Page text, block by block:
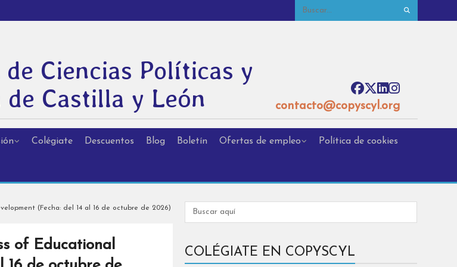
Ciencias Políticas y
de Castilla y León
contacto@copyscyl.org
Colégiate Descuentos Blog Boletín Ofertas de empleo Política de cookies
(Fecha: del 14 al 16 de octubre de 2026)
of Educational
COLÉGIATE EN COPYSCYL